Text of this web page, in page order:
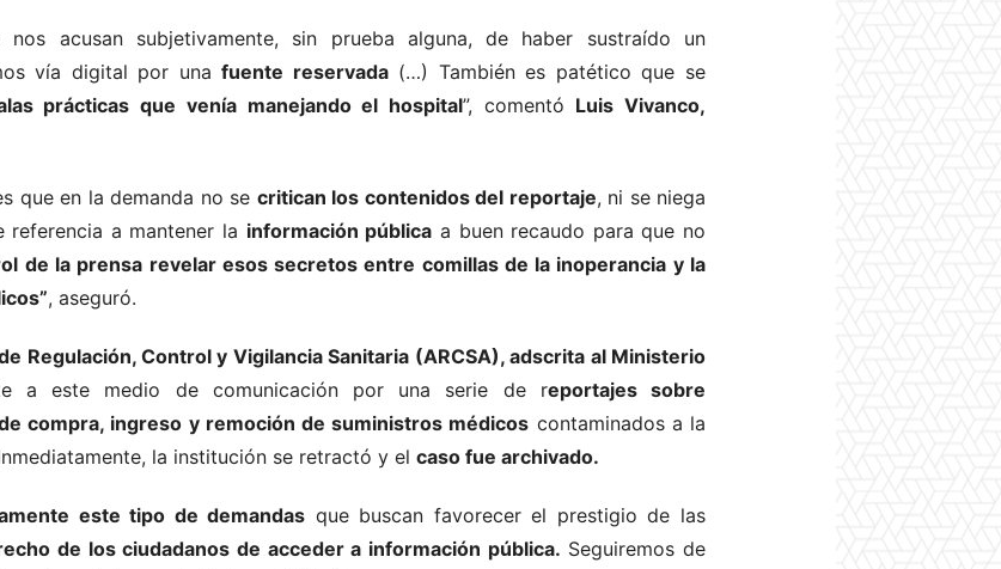
acusan subjetivamente, sin prueba alguna, de haber sustraído un
vía digital por unafuente reservada(…) También es patético que se
prácticas que venía manejando el hospital”, comentó Luis Vivanco,
que en la demanda no se critican los contenidos del reportaje, ni se niega
referencia a mantener la información pública a buen recaudo para que no
de la prensa revelar esos secretos entre comillas de la inoperancia y la
, aseguró.
Regulación, Control y Vigilancia Sanitaria (ARCSA), adscrita al Ministerio
a este medio de comunicación por una serie de reportajessobre
compra, ingreso y remoción de suministros médicos contaminados a la
la institución se retractó y el caso fue archivado.
este tipo de demandas que buscan favorecer el prestigio de las
de los ciudadanos de acceder a información pública. Seguiremos de